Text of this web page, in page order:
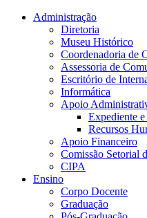
Conteúdo principal Menu
Administração
Diretoria
Museu Histórico
Coordenadoria de
Assessoria de
Escritório de
Informática
Apoio
Expediente
Recursos
Apoio Financeiro
Comissão Setorial
CIPA
Ensino
Corpo Docente
Graduação